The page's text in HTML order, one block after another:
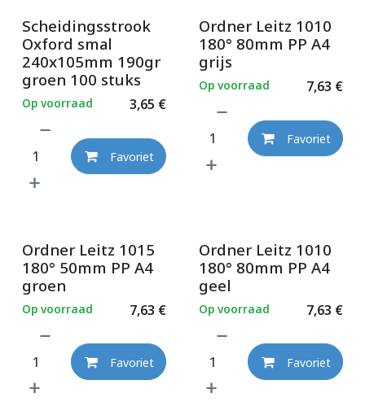
Scheidingsstrook
Oxford smal
240x105mm 190gr
groen 100 stuks
3,65 €
Op voorraad
Favoriet
Ordner Leitz 1010
180° 80mm PP A4
grijs
7,63 €
Op voorraad
Favoriet
Ordner Leitz 1015
180° 50mm PP A4
groen
7,63 €
Op voorraad
Favoriet
Ordner Leitz 1010
180° 80mm PP A4
geel
7,63 €
Op voorraad
Favoriet